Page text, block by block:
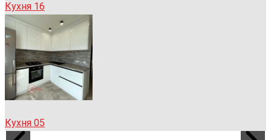
Кухня 16
Кухня 05